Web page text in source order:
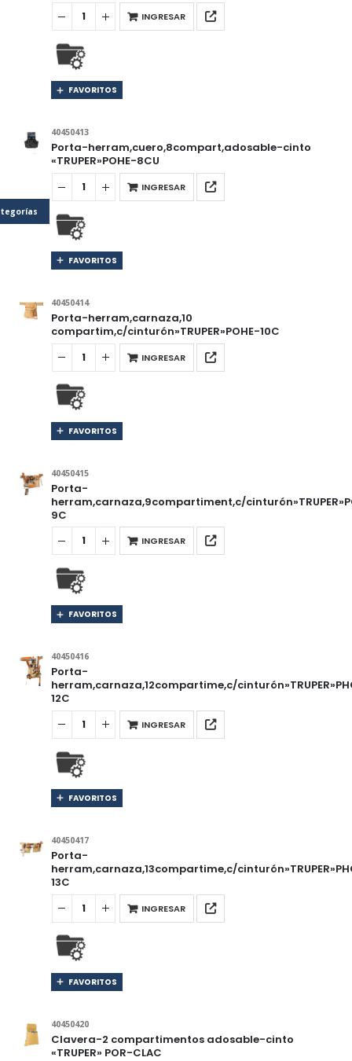
INGRESAR
FAVORITOS
40450413
Porta-herram,cuero,8compart,adosable-cinto
«TRUPER»POHE-8CU
INGRESAR
FAVORITOS
40450414
Porta-herram,carnaza,10
compartim,c/cinturón»TRUPER»POHE-10C
INGRESAR
FAVORITOS
40450415
Porta-
herram,carnaza,9compartiment,c/
9C
INGRESAR
FAVORITOS
40450416
Porta-
herram,carnaza,12compartime,c/
12C
INGRESAR
FAVORITOS
40450417
Porta-
herram,carnaza,13compartime,c/
13C
INGRESAR
FAVORITOS
40450420
Clavera-2 compartimentos adosable-cinto
«TRUPER» POR-CLAC